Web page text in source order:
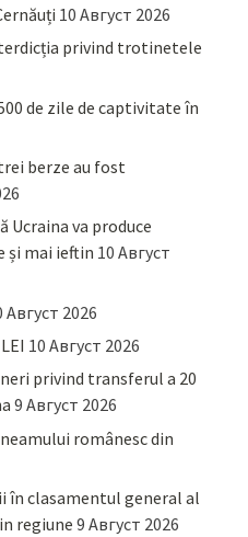
10 Август 2026
privind trotinetele
de zile de captivitate în
berze au fost
Ucraina va produce
și mai ieftin 10 Август
Август 2026
10 Август 2026
privind transferul a 20
9 Август 2026
românesc din
în clasamentul general al
regiune 9 Август 2026